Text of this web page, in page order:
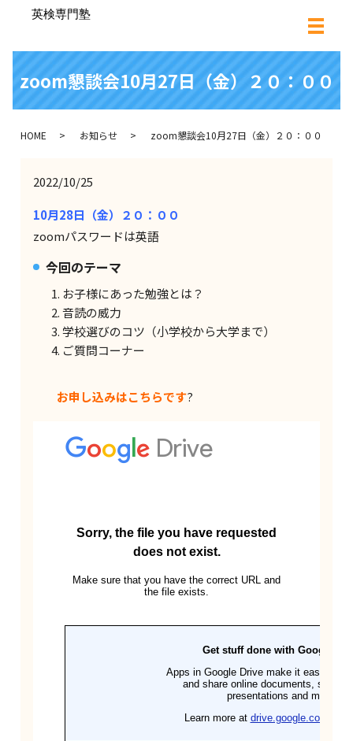
zoom懇談会10月27日（金）２０：００
HOME お知らせ zoom懇談会10月27日（金）２０：００
2022/10/25
10月28日（金）２０：００
zoomパスワードは英語
今回のテーマ
お子様にあった勉強とは？
音読の威力
学校選びのコツ（小学校から大学まで）
ご質問コーナー
お申し込みはこちらです?